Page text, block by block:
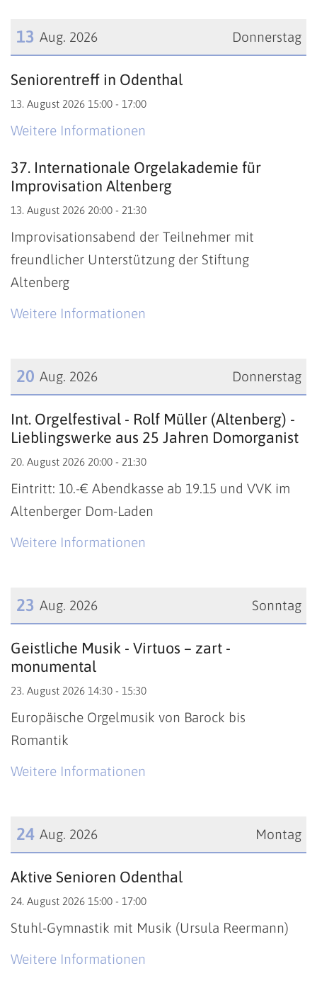
Donnerstag
13 Aug. 2026
Datum: 13. August 2026
Seniorentreff in Odenthal
13. August 2026 15:00 - 17:00
Weitere Informationen
37. Internationale Orgelakademie für
Improvisation Altenberg
13. August 2026 20:00 - 21:30
Improvisationsabend der Teilnehmer mit
freundlicher Unterstützung der Stiftung
Altenberg
Weitere Informationen
Donnerstag
20 Aug. 2026
Datum: 20. August 2026
Int. Orgelfestival - Rolf Müller (Altenberg) -
Lieblingswerke aus 25 Jahren Domorganist
20. August 2026 20:00 - 21:30
Eintritt: 10.-€ Abendkasse ab 19.15 und VVK im
Altenberger Dom-Laden
Weitere Informationen
Sonntag
23 Aug. 2026
Datum: 23. August 2026
Geistliche Musik - Virtuos – zart -
monumental
23. August 2026 14:30 - 15:30
Europäische Orgelmusik von Barock bis
Romantik
Weitere Informationen
Montag
24 Aug. 2026
Datum: 24. August 2026
Aktive Senioren Odenthal
24. August 2026 15:00 - 17:00
Stuhl-Gymnastik mit Musik (Ursula Reermann)
Weitere Informationen